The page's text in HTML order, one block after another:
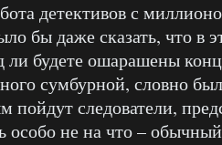
детективов с
бы даже сказать, что в
ли будете ошарашены
сумбурной, словно
пойдут следователи,
особо не на что –